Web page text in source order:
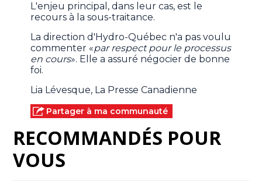
L'enjeu principal, dans leur cas, est le
recours à la sous-traitance.
La direction d'Hydro-Québec n'a pas voulu
commenter «par respect pour le processus
en cours». Elle a assuré négocier de bonne
foi.
Lia Lévesque, La Presse Canadienne
Partager à ma communauté
RECOMMANDÉS POUR
VOUS